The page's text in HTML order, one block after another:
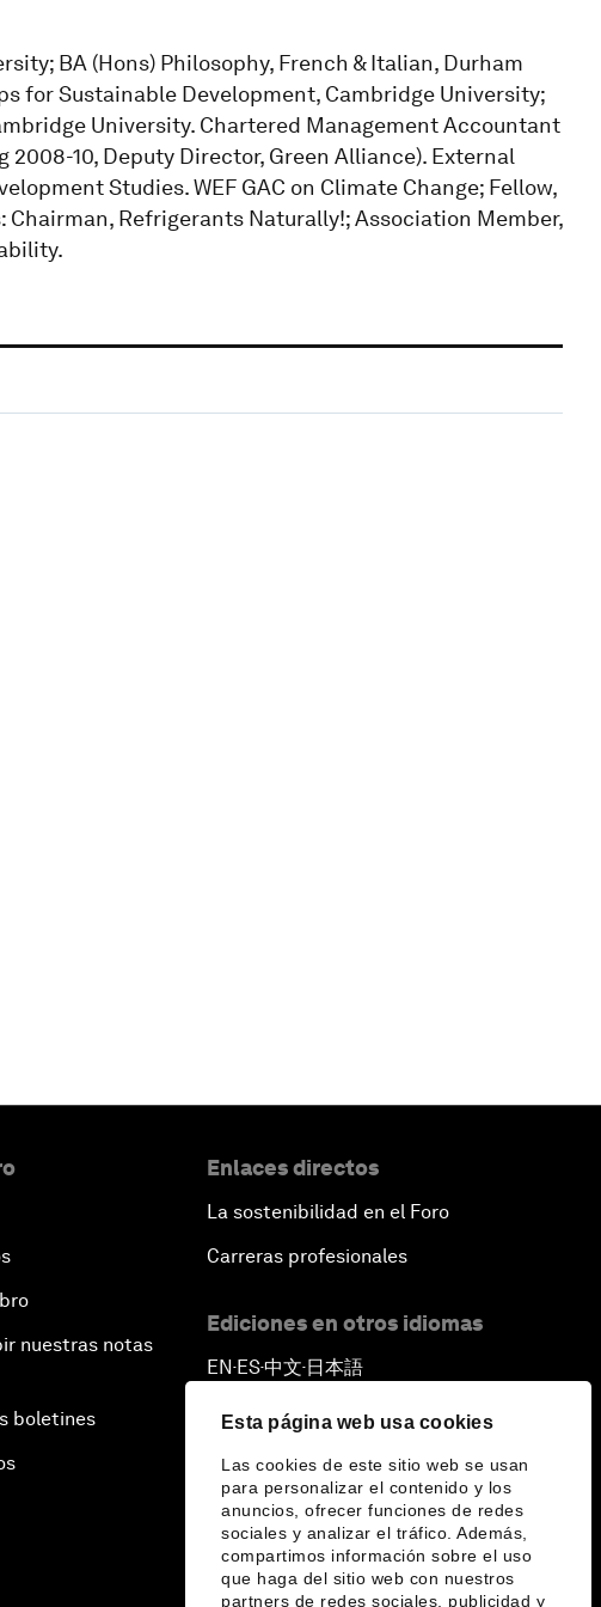
Esta página web usa cookies
Las cookies de este sitio web se usan
para personalizar el contenido y los
anuncios, ofrecer funciones de redes
sociales y analizar el tráfico. Además,
compartimos información sobre el uso
que haga del sitio web con nuestros
partners de redes sociales, publicidad y
BA (Hons) Philosophy, French & Italian, Durham
for Sustainable Development, Cambridge University;
University. Chartered Management Accountant
2008-10, Deputy Director, Green Alliance). External
Studies. WEF GAC on Climate Change; Fellow,
Chairman, Refrigerants Naturally!; Association Member,
nuestras notas
boletines
Enlaces directos
La sostenibilidad en el Foro
Carreras profesionales
Ediciones en otros idiomas
EN ▪ ES▪中文▪ 日本語